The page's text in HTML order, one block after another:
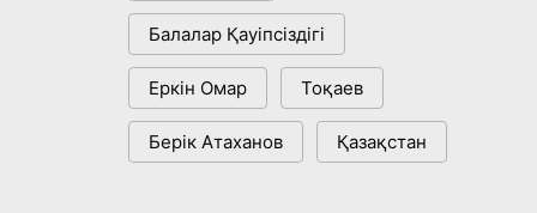
АЛТЫН ОРДА ТАРИХЫН
ОҚЫТУДЫҢ ИННОВАЦИЯЛЫҚ
ТӘСІЛДЕРІ ЕНГІЗІЛЕДІ
10:28, 15 Шілде 2026
Балалар Қауіпсіздігі
Еркін Омар Тоқаев
Берік Атаханов Қазақстан